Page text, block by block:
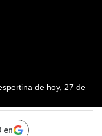
de hoy, 27 de
en